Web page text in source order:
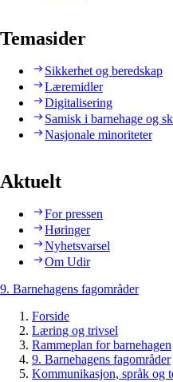
Temasider
Sikkerhet og beredskap
Læremidler
Digitalisering
Samisk i barnehage og
Nasjonale minoriteter
Aktuelt
For pressen
Høringer
Nyhetsvarsel
Om Udir
9. Barnehagens fagområder
Forside
Læring og trivsel
Rammeplan for barnehagen
9. Barnehagens fagområder
Kommunikasjon, språk og